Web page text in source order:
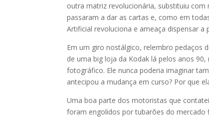
outra matriz revolucionária, substituiu
passaram a dar as cartas e, como em
Artificial revoluciona e ameaça dispensar
Em um giro nostálgico, relembro pedaços
de uma big loja da Kodak lá pelos anos
fotográfico. Ele nunca poderia imaginar
antecipou a mudança em curso? Por que
Uma boa parte dos motoristas que
foram engolidos por tubarões do mercado